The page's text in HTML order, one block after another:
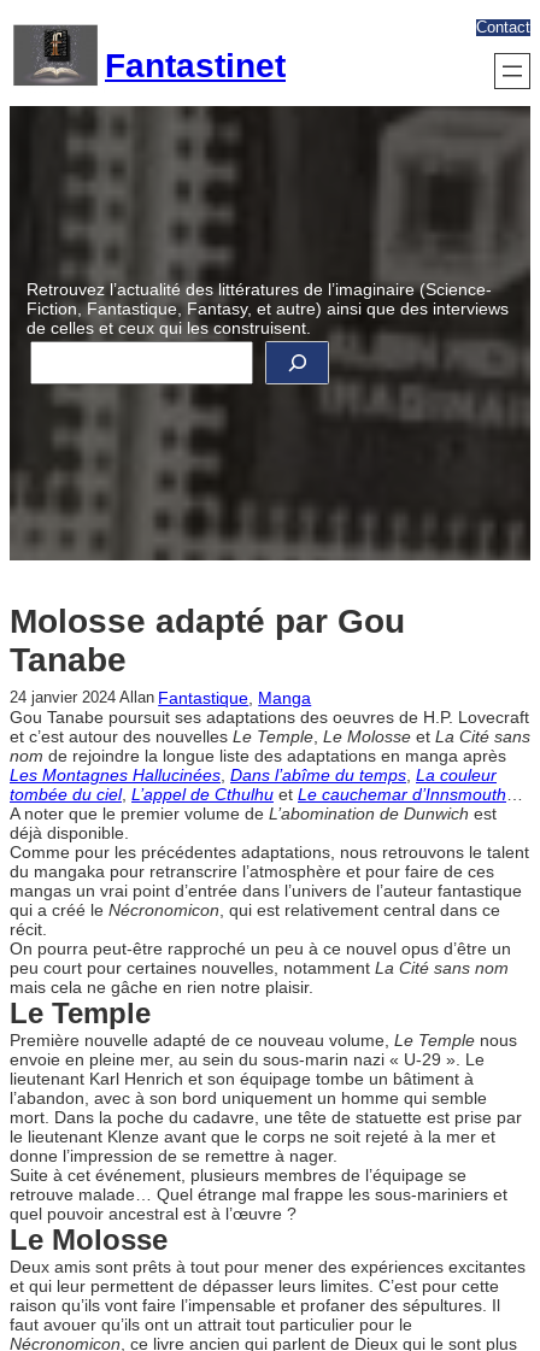
contenu
Fantastinet
Contact
Retrouvez l’actualité des littératures de l’imaginaire (Science-
Fiction, Fantastique, Fantasy, et autre) ainsi que des interviews
de celles et ceux qui les construisent.
R
c
Molosse adapté par Gou
Tanabe
24 janvier 2024 Allan Fantastique, Manga
Gou Tanabe poursuit ses adaptations des oeuvres de H.P. Lovecraft
et c’est autour des nouvelles Le Temple, Le Molosse et La Cité sans
nom de rejoindre la longue liste des adaptations en manga après
Les Montagnes Hallucinées, Dans l’abîme du temps, La couleur
tombée du ciel, L’appel de Cthulhu et Le cauchemar d’Innsmouth…
A noter que le premier volume de L’abomination de Dunwich est
déjà disponible.
Comme pour les précédentes adaptations, nous retrouvons le talent
du mangaka pour retranscrire l’atmosphère et pour faire de ces
mangas un vrai point d’entrée dans l’univers de l’auteur fantastique
qui a créé le Nécronomicon, qui est relativement central dans ce
récit.
On pourra peut-être rapproché un peu à ce nouvel opus d’être un
peu court pour certaines nouvelles, notamment La Cité sans nom
mais cela ne gâche en rien notre plaisir.
Le Temple
Première nouvelle adapté de ce nouveau volume, Le Temple nous
envoie en pleine mer, au sein du sous-marin nazi « U-29 ». Le
lieutenant Karl Henrich et son équipage tombe un bâtiment à
l’abandon, avec à son bord uniquement un homme qui semble
mort. Dans la poche du cadavre, une tête de statuette est prise par
le lieutenant Klenze avant que le corps ne soit rejeté à la mer et
donne l’impression de se remettre à nager.
Suite à cet événement, plusieurs membres de l’équipage se
retrouve malade… Quel étrange mal frappe les sous-mariniers et
quel pouvoir ancestral est à l’œuvre ?
Le Molosse
Deux amis sont prêts à tout pour mener des expériences excitantes
et qui leur permettent de dépasser leurs limites. C’est pour cette
raison qu’ils vont faire l’impensable et profaner des sépultures. Il
faut avouer qu’ils ont un attrait tout particulier pour le
Nécronomicon, ce livre ancien qui parlent de Dieux qui le sont plus